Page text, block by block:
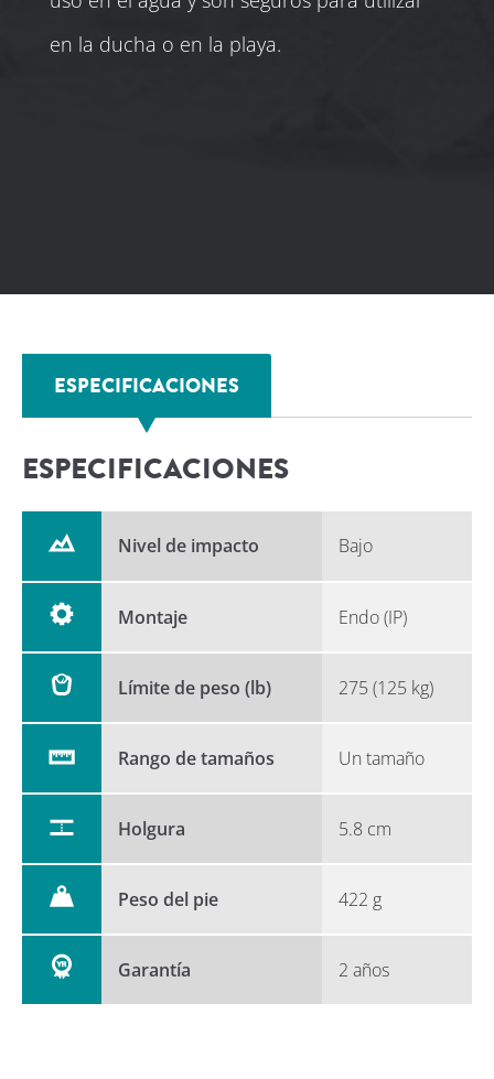
en la ducha o en la playa.
ESPECIFICACIONES
ESPECIFICACIONES
Nivel de impacto Bajo
Montaje Endo (IP)
Límite de peso (lb) 275 (125 kg)
Rango de tamaños Un tamaño
Holgura 5.8 cm
Peso del pie 422 g
Garantía 2 años